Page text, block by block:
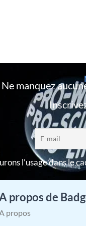
Ne manquez
l’usage dans le
propos de
propos